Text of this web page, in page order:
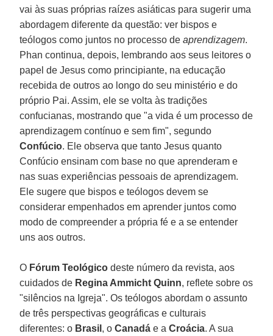
vai às suas próprias raízes asiáticas para sugerir uma
abordagem diferente da questão: ver bispos e
teólogos como juntos no processo deaprendizagem.
Phan continua, depois, lembrando aos seus leitores o
papel de Jesus como principiante, na educação
recebida de outros ao longo do seu ministério e do
próprio Pai. Assim, ele se volta às tradições
confucianas, mostrando que "a vida é um processo de
aprendizagem contínuo e sem fim", segundo
Confúcio. Ele observa que tanto Jesus quanto
Confúcio ensinam com base no que aprenderam e
nas suas experiências pessoais de aprendizagem.
Ele sugere que bispos e teólogos devem se
considerar empenhados em aprender juntos como
modo de compreender a própria fé e a se entender
uns aos outros.
O Fórum Teológicodeste número da revista, aos
cuidados de Regina Ammicht Quinn, reflete sobre os
"silêncios na Igreja". Os teólogos abordam o assunto
de três perspectivas geográficas e culturais
diferentes: o Brasil , oCanadáe aCroácia. A sua